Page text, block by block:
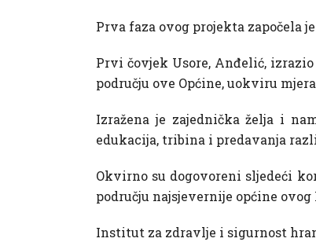
Prva faza ovog projekta započela
Prvi čovjek Usore, Anđelić,
području ove Općine, uokviru
Izražena je zajednička želja i
edukacija, tribina i predavanja
Okvirno su dogovoreni sljedeći
području najsjevernije općine ovog
Institut za zdravlje i sigurnost